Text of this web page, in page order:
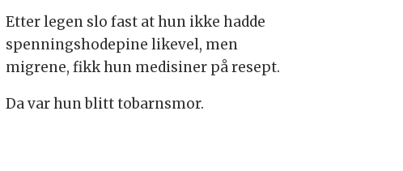
Etter legen slo fast at hun ikke hadde
spenningshodepine likevel, men
migrene, fikk hun medisiner på resept.
Da var hun blitt tobarnsmor.